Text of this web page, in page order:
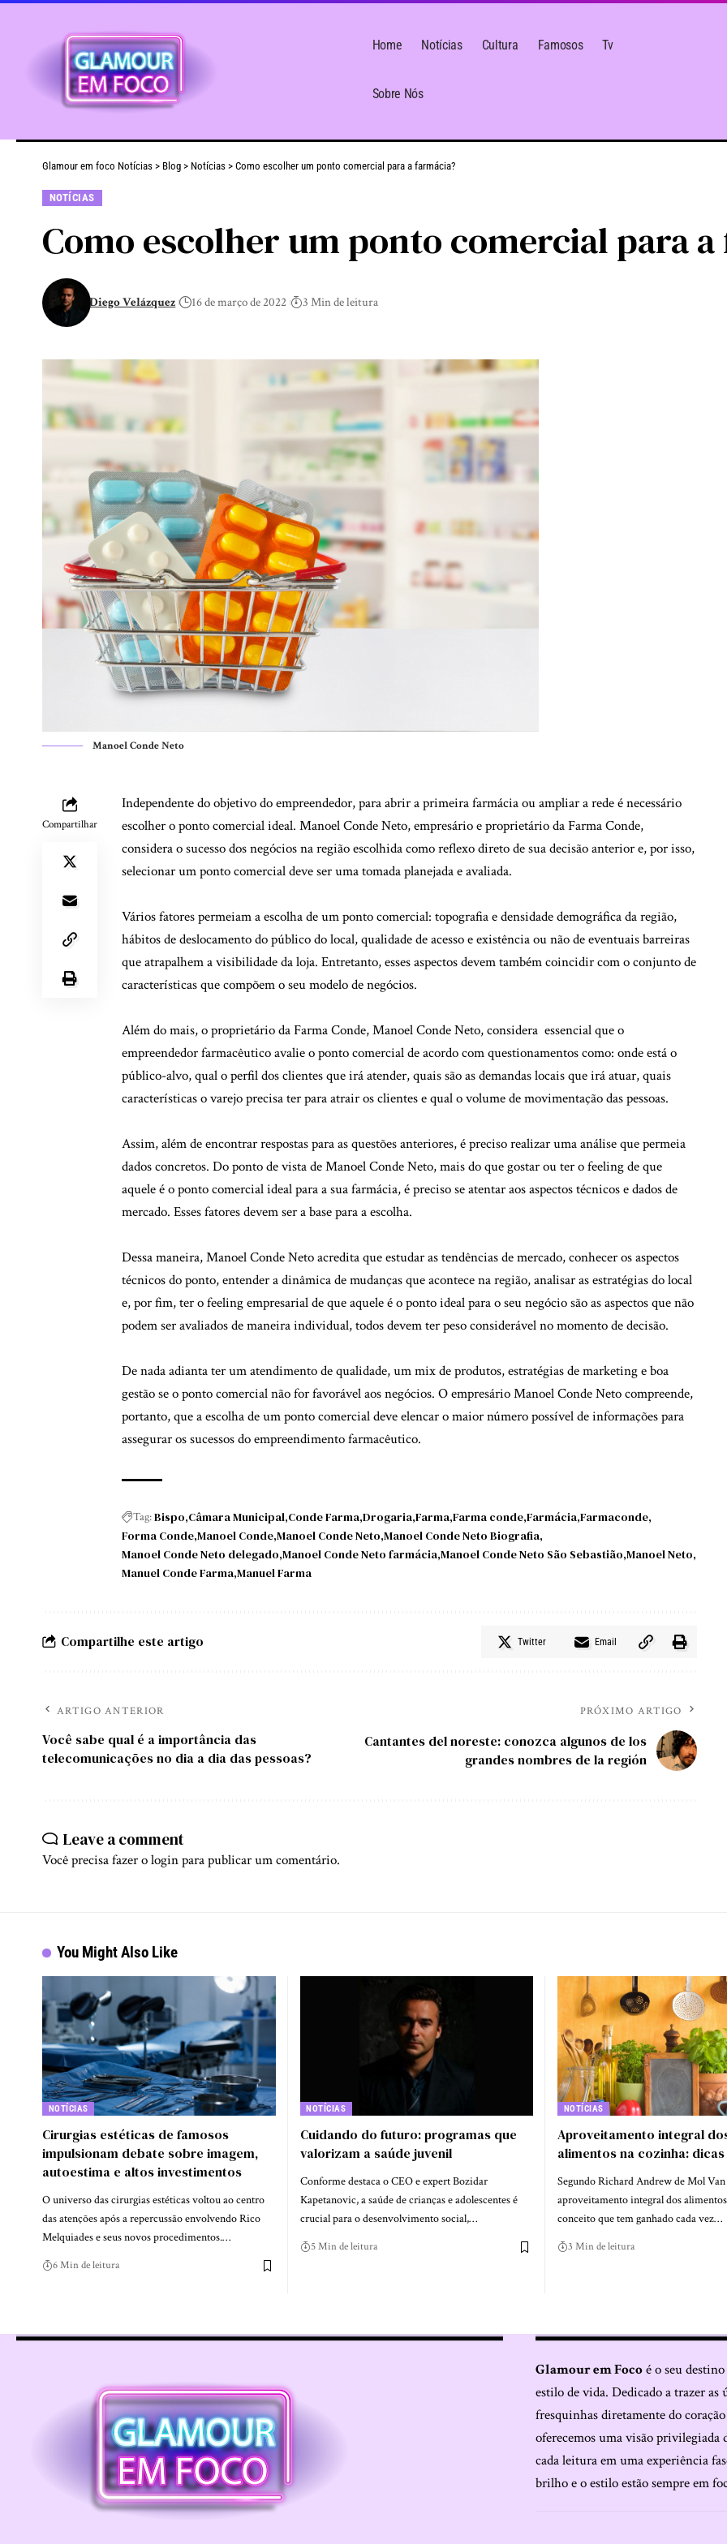
Home Notícias Cultura Famosos Tv
Sobre Nós
Glamour em foco Notícias > Blog > Notícias > Como escolher um ponto comercial para a farmácia?
NOTÍCIAS
Como escolher um ponto comercial para
Diego Velázquez 16 de março de 2022 3 Min de leitura
Manoel Conde Neto
Compartilhar
Independente do objetivo do empreendedor, para abrir a primeira farmácia ou ampliar a rede é necessário
escolher o ponto comercial ideal. Manoel Conde Neto, empresário e proprietário da Farma Conde,
considera o sucesso dos negócios na região escolhida como reflexo direto de sua decisão anterior e, por isso,
selecionar um ponto comercial deve ser uma tomada planejada e avaliada.
Vários fatores permeiam a escolha de um ponto comercial: topografia e densidade demográfica da região,
hábitos de deslocamento do público do local, qualidade de acesso e existência ou não de eventuais barreiras
que atrapalhem a visibilidade da loja. Entretanto, esses aspectos devem também coincidir com o conjunto de
características que compõem o seu modelo de negócios.
Além do mais, o proprietário da Farma Conde, Manoel Conde Neto, considera essencial que o
empreendedor farmacêutico avalie o ponto comercial de acordo com questionamentos como: onde está o
público-alvo, qual o perfil dos clientes que irá atender, quais são as demandas locais que irá atuar, quais
características o varejo precisa ter para atrair os clientes e qual o volume de movimentação das pessoas.
Assim, além de encontrar respostas para as questões anteriores, é preciso realizar uma análise que permeia
dados concretos. Do ponto de vista de Manoel Conde Neto, mais do que gostar ou ter o feeling de que
aquele é o ponto comercial ideal para a sua farmácia, é preciso se atentar aos aspectos técnicos e dados de
mercado. Esses fatores devem ser a base para a escolha.
Dessa maneira, Manoel Conde Neto acredita que estudar as tendências de mercado, conhecer os aspectos
técnicos do ponto, entender a dinâmica de mudanças que acontece na região, analisar as estratégias do local
e, por fim, ter o feeling empresarial de que aquele é o ponto ideal para o seu negócio são as aspectos que não
podem ser avaliados de maneira individual, todos devem ter peso considerável no momento de decisão.
De nada adianta ter um atendimento de qualidade, um mix de produtos, estratégias de marketing e boa
gestão se o ponto comercial não for favorável aos negócios. O empresário Manoel Conde Neto compreende,
portanto, que a escolha de um ponto comercial deve elencar o maior número possível de informações para
assegurar os sucessos do empreendimento farmacêutico.
Tag:Bispo Câmara Municipal Conde Farma Drogaria Farma Farma conde Farmácia Farmaconde
Forma Conde Manoel Conde Manoel Conde Neto Manoel Conde Neto Biografia
Manoel Conde Neto delegado Manoel Conde Neto farmácia Manoel Conde Neto São Sebastião Manoel Neto
Manuel Conde Farma Manuel Farma
Compartilhe este artigo Twitter Email
ARTIGO ANTERIOR
Você sabe qual é a importância das
telecomunicações no dia a dia das pessoas?
PRÓXIMO ARTIGO
Cantantes del noreste: conozca algunos de los
grandes nombres de la región
Leave a comment
Você precisa fazer ologinpara publicar um comentário.
You Might Also Like
NOTÍCIAS
Cirurgias estéticas de famosos
impulsionam debate sobre imagem,
autoestima e altos investimentos
O universo das cirurgias estéticas voltou ao centro
das atenções após a repercussão envolvendo Rico
Melquiades e seus novos procedimentos.…
6 Min de leitura
NOTÍCIAS
Cuidando do futuro: programas que
valorizam a saúde juvenil
Conforme destaca o CEO e expert Bozidar
Kapetanovic, a saúde de crianças e adolescentes é
crucial para o desenvolvimento social,…
5 Min de leitura
NOTÍCIAS
Aproveitamento integral
alimentos na cozinha:
Segundo Richard Andrew de Mol
aproveitamento integral dos
conceito que tem ganhado cada vez…
3 Min de leitura
Glamour em Focoé o seu
estilo de vida. Dedicado a trazer
fresquinhas diretamente do
oferecemos uma visão privilegiada
cada leitura em uma experiência
brilho e o estilo estão sempre em